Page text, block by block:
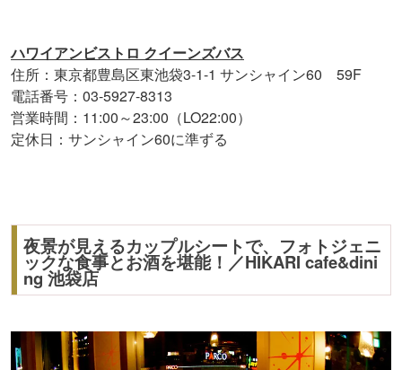
ハワイアンビストロ クイーンズバス
住所：東京都豊島区東池袋3-1-1 サンシャイン60 59F
電話番号：03-5927-8313
営業時間：11:00～23:00（LO22:00）
定休日：サンシャイン60に準ずる
夜景が見えるカップルシートで、フォトジェニ
ックな食事とお酒を堪能！／HIKARI cafe&dini
ng 池袋店